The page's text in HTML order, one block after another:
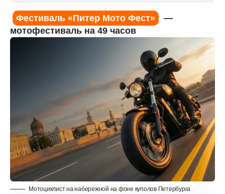
Фестиваль «Питер Мото Фест»
—
мотофестиваль на 49 часов
Мотоциклист на набережной на фоне куполов Петербурга